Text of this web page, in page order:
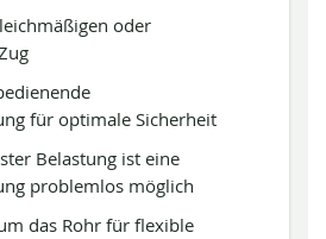
oder
für optimale Sicherheit
Belastung ist eine
problemlos möglich
das Rohr für flexible